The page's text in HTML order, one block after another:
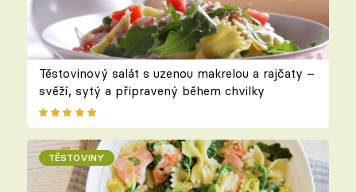
Těstovinový salát s uzenou makrelou a rajčaty –
svěží, sytý a připravený během chvilky
TĚSTOVINY